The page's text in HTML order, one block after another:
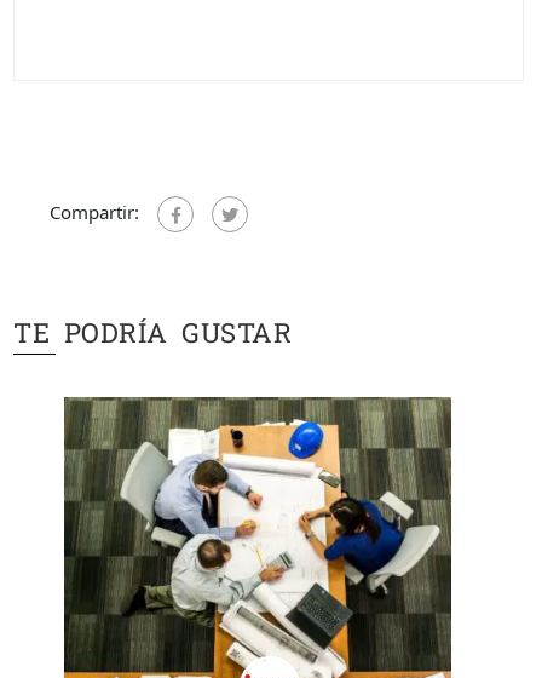
Compartir:
TE PODRÍA GUSTAR